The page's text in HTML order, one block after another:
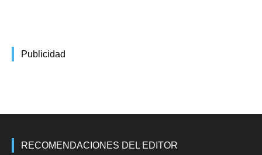
Publicidad
RECOMENDACIONES DEL EDITOR